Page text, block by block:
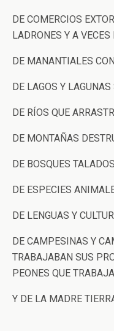
DE COMERCIOS
LADRONES Y A
DE MANANTIALES
DE LAGOS Y LAGUNAS
DE RÍOS QUE
DE MONTAÑAS
DE BOSQUES
DE ESPECIES
DE LENGUAS Y
DE CAMPESINAS Y
TRABAJABAN SUS
PEONES QUE
Y DE LA MADRE